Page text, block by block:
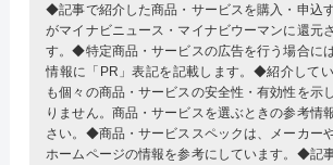
◆記事で紹介した商品・サービスを購入・申込
がマイナビニュース・マイナビウーマンに還元
す。◆特定商品・サービスの広告を行う場合に
情報に「PR」表記を記載します。◆紹介して
も個々の商品・サービスの安全性・有効性を示
りません。商品・サービスを選ぶときの参考情
さい。◆商品・サービススペックは、メーカー
ホームページの情報を参考にしています。◆記